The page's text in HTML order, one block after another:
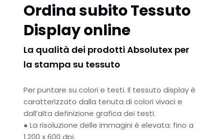
Ordina subito Tessuto
Display online
La qualità dei prodotti Absolutex per
la stampa su tessuto
Per puntare su colori e testi. Il tessuto display è
caratterizzato dalla tenuta di colori vivaci e
dall’alta definizione grafica dei testi.
● La risoluzione delle immagini è elevata: fino a
1.200 x 600 dpi.